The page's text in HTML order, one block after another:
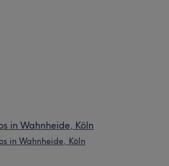
in Wahnheide, Köln
in Wahnheide, Köln